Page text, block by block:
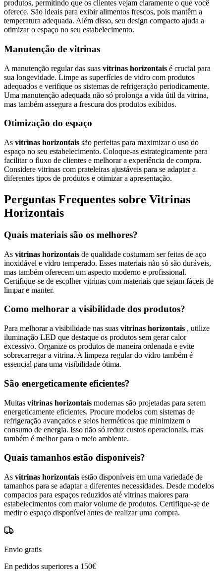
produtos, permitindo que os clientes vejam claramente o que você
oferece. São ideais para exibir alimentos frescos, pois mantêm a
temperatura adequada. Além disso, seu design compacto ajuda a
otimizar o espaço no seu estabelecimento.
Manutenção de vitrinas
A manutenção regular das suas vitrinas horizontais é crucial para
sua longevidade. Limpe as superfícies de vidro com produtos
adequados e verifique os sistemas de refrigeração periodicamente.
Uma manutenção adequada não só prolonga a vida útil da vitrina,
mas também assegura a frescura dos produtos exibidos.
Otimização do espaço
As vitrinas horizontais são perfeitas para maximizar o uso do
espaço no seu estabelecimento. Coloque-as estrategicamente para
facilitar o fluxo de clientes e melhorar a experiência de compra.
Considere vitrinas com prateleiras ajustáveis para se adaptar a
diferentes tipos de produtos e otimizar a apresentação.
Perguntas Frequentes sobre Vitrinas
Horizontais
Quais materiais são os melhores?
As vitrinas horizontais de qualidade costumam ser feitas de aço
inoxidável e vidro temperado. Esses materiais não só são duráveis,
mas também oferecem um aspecto moderno e profissional.
Certifique-se de escolher vitrinas com materiais que sejam fáceis de
limpar e manter.
Como melhorar a visibilidade dos produtos?
Para melhorar a visibilidade nas suas vitrinas horizontais , utilize
iluminação LED que destaque os produtos sem gerar calor
excessivo. Organize os produtos de maneira ordenada e evite
sobrecarregar a vitrina. A limpeza regular do vidro também é
essencial para uma visibilidade ótima.
São energeticamente eficientes?
Muitas vitrinas horizontais modernas são projetadas para serem
energeticamente eficientes. Procure modelos com sistemas de
refrigeração avançados e selos herméticos que minimizem o
consumo de energia. Isso não só reduz custos operacionais, mas
também é melhor para o meio ambiente.
Quais tamanhos estão disponíveis?
As vitrinas horizontais estão disponíveis em uma variedade de
tamanhos para se adaptar a diferentes necessidades. Desde modelos
compactos para espaços reduzidos até vitrinas maiores para
estabelecimentos com maior volume de produtos. Certifique-se de
medir o espaço disponível antes de realizar uma compra.
Envio gratis
En pedidos superiores a 150€